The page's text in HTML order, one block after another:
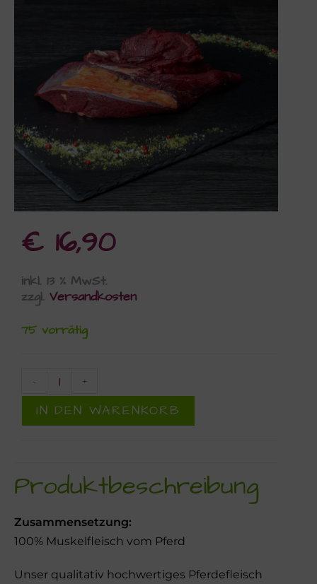
€ 16,90
inkl. 13 % MwSt.
zzgl. Versandkosten
75 vorrätig
- +
IN DEN WARENKORB
Produktbeschreibung
Zusammensetzung:
100% Muskelfleisch vom Pferd
Unser qualitativ hochwertiges Pferdefleisch